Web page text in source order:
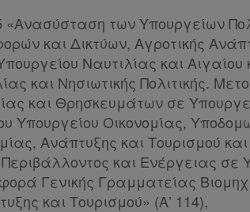
«Ανασύσταση των Υπουργείων
και Δικτύων, Αγροτικής
Ναυτιλίας και
και Νησιωτικής Πολιτικής.
και Θρησκευμάτων σε
Υπουργείου Οικονομίας,
Ανάπτυξης και Τουρισμού
και Ενέργειας σε
Γενικής Γραμματείας
και Τουρισμού» (Α’ 114),